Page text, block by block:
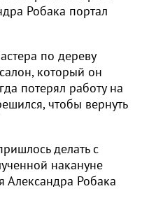
Робака портал
по дереву
который он
потерял работу на
чтобы вернуть
делать с
накануне
Александра Робака